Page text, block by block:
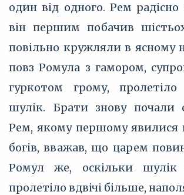
один від одного. Рем
він першим побачив
повільно кружляли в ясному
повз Ромула з гамором,
гуркотом грому, пролетіло
шулік. Брати знову почали
Рем, якому першому явилися
богів, вважав, що царем
Ромул же, оскільки шулік
пролетіло вдвічі більше,